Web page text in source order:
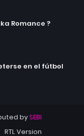
Romance ?
en el fútbol
bySEBI
RTL Version